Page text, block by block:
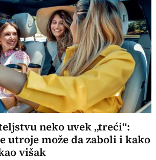
neko uvek „treći“:
utroje može da zaboli i kako
višak